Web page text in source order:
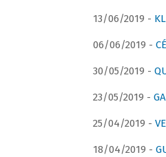
13/06/2019 -
06/06/2019 -
30/05/2019 -
23/05/2019 -
25/04/2019 -
18/04/2019 -